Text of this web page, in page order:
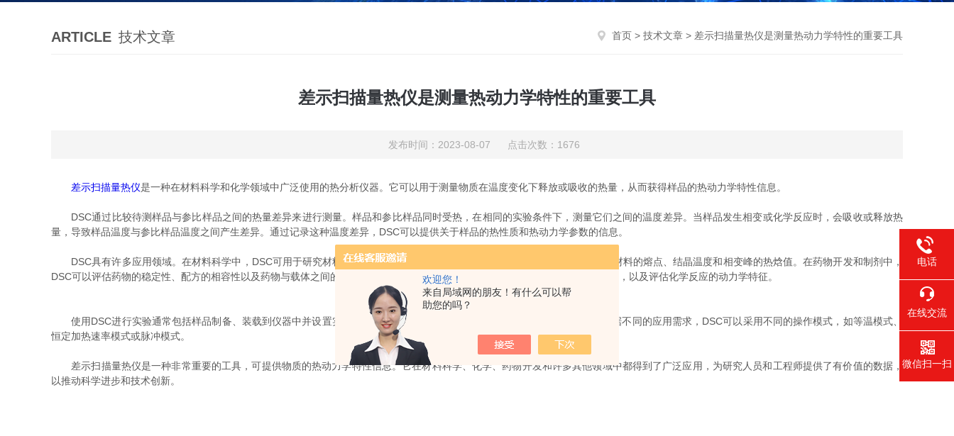
欢迎您！
来自局域网的朋友！有什么可以帮
助您的吗？
ARTICLE 技术文章 首页 > 技术文章 > 差示扫描量热仪是测量热动力学特性的重要工具
差示扫描量热仪是测量热动力学特性的重要工具
发布时间：2023-08-07 点击次数：1676
差示扫描量热仪是一种在材料科学和化学领域中广泛使用的热分析仪器。它可以用于测量物质在温度变化下释放或吸收的热量，从而获得样品的热动力学特性信息。
DSC通过比较待测样品与参比样品之间的热量差异来进行测量。样品和参比样品同时受热，在相同的实验条件下，测量它们之间的温度差异。当样品发生相变或化学反应时，会吸收或释放热
量，导致样品温度与参比样品温度之间产生差异。通过记录这种温度差异，DSC可以提供关于样品的热性质和热动力学参数的信息。
DSC具有许多应用领域。在材料科学中，DSC可用于研究材料的熔融行为、晶体转变、玻璃化转变等。例如，DSC可以确定材料的熔点、结晶温度和相变峰的热焓值。在药物开发和制剂中，
DSC可以评估药物的稳定性、配方的相容性以及药物与载体之间的相互作用。此外，DSC还可用于分析聚合物的热性能和反应活性，以及评估化学反应的动力学特征。
使用DSC进行实验通常包括样品制备、装载到仪器中并设置实验条件，然后进行加热或冷却过程，并记录样品温度变化。根据不同的应用需求，DSC可以采用不同的操作模式，如等温模式、
恒定加热速率模式或脉冲模式。
差示扫描量热仪是一种非常重要的工具，可提供物质的热动力学特性信息。它在材料科学、化学、药物开发和许多其他领域中都得到了广泛应用，为研究人员和工程师提供了有价值的数据，
以推动科学进步和技术创新。
电话
在线交流
微信扫一扫